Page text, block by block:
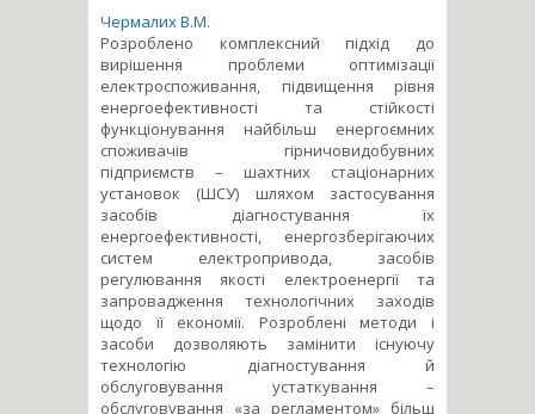
Чермалих В.М.
Розроблено комплексний підхід до
вирішення проблеми оптимізації
електроспоживання, підвищення рівня
енергоефективності та стійкості
функціонування найбільш енергоємних
споживачів гірничовидобувних
підприємств – шахтних стаціонарних
установок (ШСУ) шляхом застосування
засобів діагностування їх
енергоефективності, енергозберігаючих
систем електропривода, засобів
регулювання якості електроенергії та
запровадження технологічних заходів
щодо її економії. Розроблені методи і
засоби дозволяють замінити існуючу
технологію діагностування й
обслуговування устаткування –
обслуговування «за регламентом» більш